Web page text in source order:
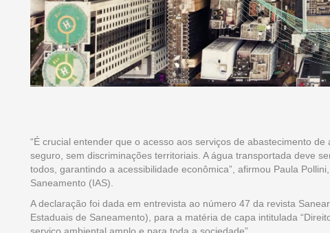
“É crucial entender que o acesso aos serviços de abastecimento
seguro, sem discriminações territoriais. A água transportada deve
todos, garantindo a acessibilidade econômica”, afirmou Paula
Saneamento (IAS).
A declaração foi dada em entrevista ao número 47 da revista
Estaduais de Saneamento), para a matéria de capa intitulada